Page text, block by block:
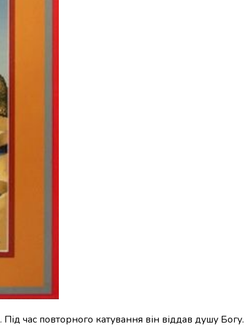
Під час повторного катування він віддав душу Богу.